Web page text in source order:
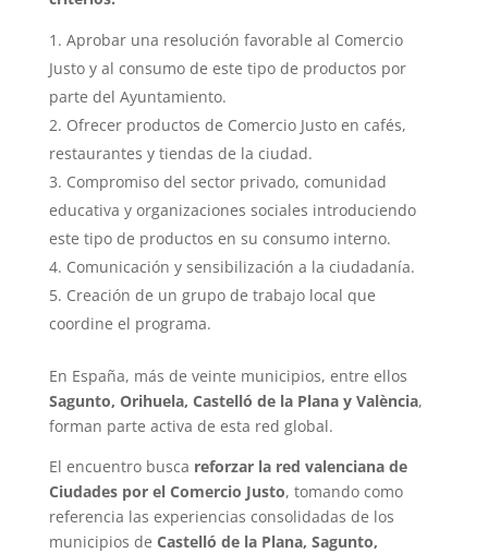
Aprobar una resolución favorable al Comercio
Justo y al consumo de este tipo de productos por
parte del Ayuntamiento.
Ofrecer productos de Comercio Justo en cafés,
restaurantes y tiendas de la ciudad.
Compromiso del sector privado, comunidad
educativa y organizaciones sociales introduciendo
este tipo de productos en su consumo interno.
Comunicación y sensibilización a la ciudadanía.
Creación de un grupo de trabajo local que
coordine el programa.
En España, más de veinte municipios, entre ellos
Sagunto, Orihuela, Castelló de la Plana y València,
forman parte activa de esta red global.
El encuentro busca reforzar la red valenciana de
Ciudades por el Comercio Justo, tomando como
referencia las experiencias consolidadas de los
municipios de Castelló de la Plana, Sagunto,